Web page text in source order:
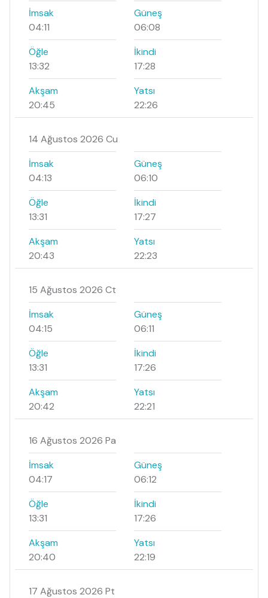
İmsak
04:11
Güneş
06:08
Öğle
13:32
İkindi
17:28
Akşam
20:45
Yatsı
22:26
14 Ağustos 2026 Cu
İmsak
04:13
Güneş
06:10
Öğle
13:31
İkindi
17:27
Akşam
20:43
Yatsı
22:23
15 Ağustos 2026 Ct
İmsak
04:15
Güneş
06:11
Öğle
13:31
İkindi
17:26
Akşam
20:42
Yatsı
22:21
16 Ağustos 2026 Pa
İmsak
04:17
Güneş
06:12
Öğle
13:31
İkindi
17:26
Akşam
20:40
Yatsı
22:19
17 Ağustos 2026 Pt